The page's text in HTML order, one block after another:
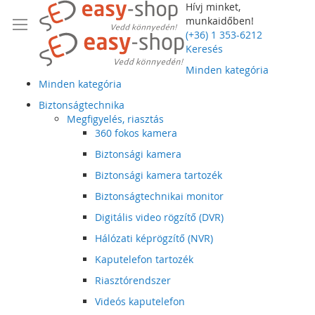
Hívj minket,
munkaidőben!
(+36) 1 353-6212
Keresés
Minden kategória
Minden kategória
Biztonságtechnika
Megfigyelés, riasztás
360 fokos kamera
Biztonsági kamera
Biztonsági kamera tartozék
Biztonságtechnikai monitor
Digitális video rögzítő (DVR)
Hálózati képrögzítő (NVR)
Kaputelefon tartozék
Riasztórendszer
Videós kaputelefon